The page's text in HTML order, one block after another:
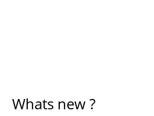
Whats new ?